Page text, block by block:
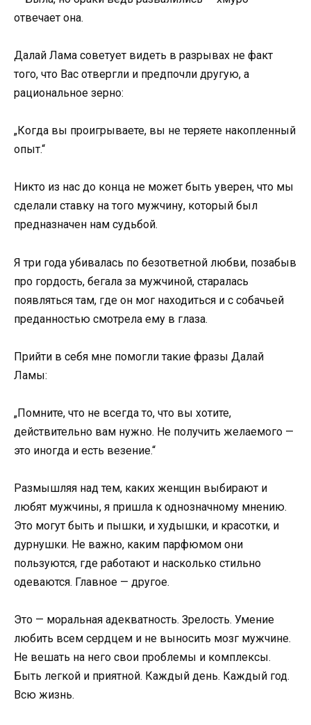
отвечает она.
Далай Лама советует видеть в разрывах не факт
того, что Вас отвергли и предпочли другую, а
рациональное зерно:
„Когда вы проигрываете, вы не теряете накопленный
опыт.“
Никто из нас до конца не может быть уверен, что мы
сделали ставку на того мужчину, который был
предназначен нам судьбой.
Я три года убивалась по безответной любви, позабыв
про гордость, бегала за мужчиной, старалась
появляться там, где он мог находиться и с собачьей
преданностью смотрела ему в глаза.
Прийти в себя мне помогли такие фразы Далай
Ламы:
„Помните, что не всегда то, что вы хотите,
действительно вам нужно. Не получить желаемого —
это иногда и есть везение.“
Размышляя над тем, каких женщин выбирают и
любят мужчины, я пришла к однозначному мнению.
Это могут быть и пышки, и худышки, и красотки, и
дурнушки. Не важно, каким парфюмом они
пользуются, где работают и насколько стильно
одеваются. Главное — другое.
Это — моральная адекватность. Зрелость. Умение
любить всем сердцем и не выносить мозг мужчине.
Не вешать на него свои проблемы и комплексы.
Быть легкой и приятной. Каждый день. Каждый год.
Всю жизнь.